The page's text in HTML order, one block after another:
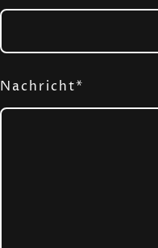
Nachricht*